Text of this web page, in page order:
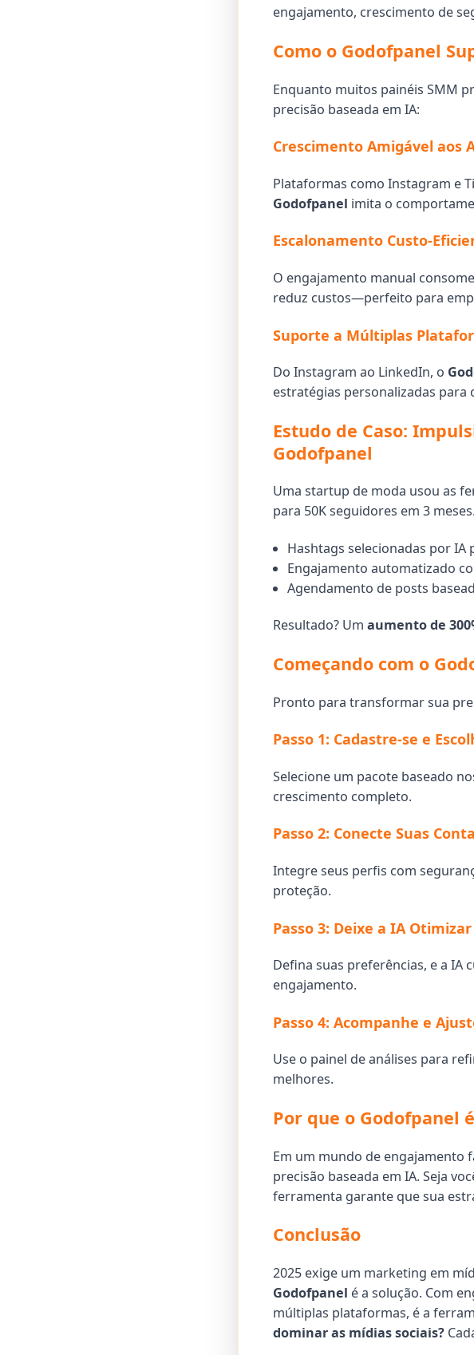
engajamento, crescimento de
Como o Godofpanel
Enquanto muitos painéis SMM
precisão baseada em IA:
Crescimento Amigável aos
Plataformas como Instagram e
Godofpanel imita o
Escalonamento Custo-
O engajamento manual
reduz custos—perfeito para
Suporte a Múltiplas
Do Instagram ao LinkedIn, o
estratégias personalizadas para
Estudo de Caso:
Godofpanel
Uma startup de moda usou as
para 50K seguidores em 3
Hashtags selecionadas por IA
Engajamento automatizado
Agendamento de posts
Resultado? Um aumento de
Começando com o
Pronto para transformar sua
Passo 1: Cadastre-se e
Selecione um pacote baseado
crescimento completo.
Passo 2: Conecte Suas
Integre seus perfis com
proteção.
Passo 3: Deixe a IA
Defina suas preferências, e a IA
engajamento.
Passo 4: Acompanhe e
Use o painel de análises para
melhores.
Por que o Godofpanel
Em um mundo de engajamento
precisão baseada em IA. Seja
ferramenta garante que sua
Conclusão
2025 exige um marketing em
Godofpanel é a solução. Com
múltiplas plataformas, é a
dominar as mídias sociais?